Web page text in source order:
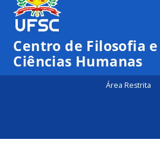
Centro de Filosofia e
Ciências Humanas
Área Restrita